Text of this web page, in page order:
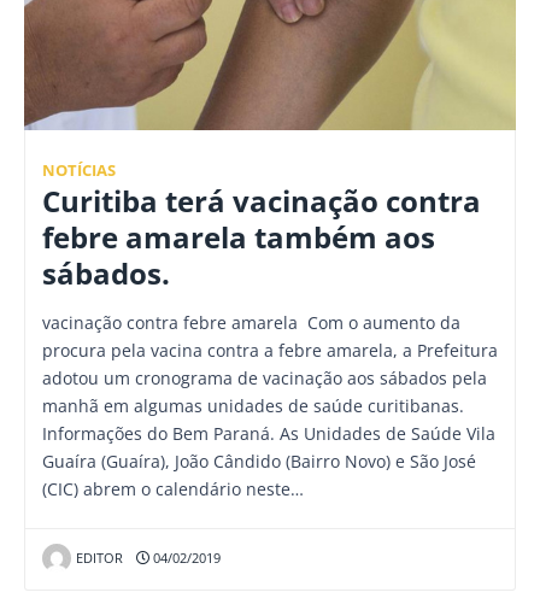
NOTÍCIAS
Curitiba terá vacinação contra
febre amarela também aos
sábados.
vacinação contra febre amarela Com o aumento da
procura pela vacina contra a febre amarela, a Prefeitura
adotou um cronograma de vacinação aos sábados pela
manhã em algumas unidades de saúde curitibanas.
Informações do Bem Paraná. As Unidades de Saúde Vila
Guaíra (Guaíra), João Cândido (Bairro Novo) e São José
(CIC) abrem o calendário neste…
EDITOR 04/02/2019